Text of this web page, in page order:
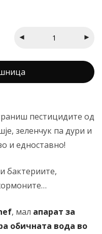
пестицидите од
зеленчук па дури и
и едноставно!
бактериите,
, мал апарат за
обичната вода во